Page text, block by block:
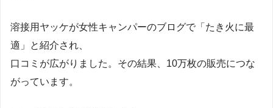
溶接用ヤッケが女性キャンパーのブログで「たき火に最
適」と紹介され、
口コミが広がりました。その結果、10万枚の販売につな
がっています。